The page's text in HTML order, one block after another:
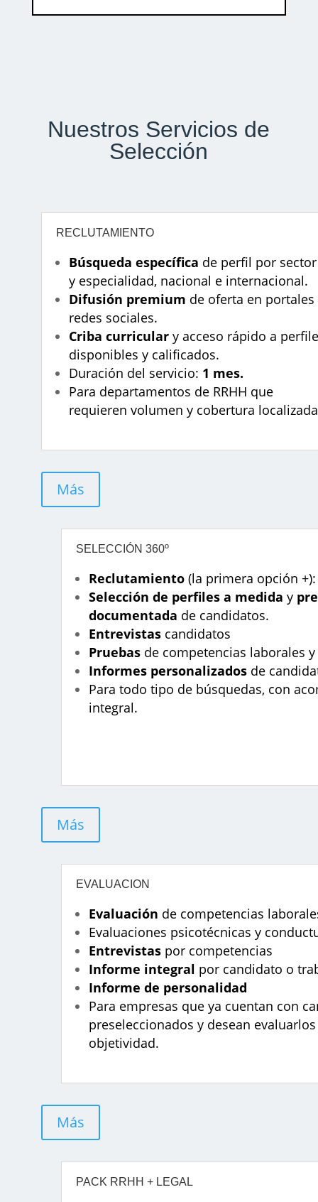
Nuestros Servicios de
Selección
RECLUTAMIENTO
Búsqueda específica de perfil por sector
y especialidad, nacional e internacional.
Difusión premium de oferta en portales
redes sociales.
Criba curricular y acceso rápido a
disponibles y calificados.
Duración del servicio: 1 mes.
Para departamentos de RRHH que
requieren volumen y cobertura localizada
Más
SELECCIÓN 360º
Reclutamiento (la primera opción +):
Selección de perfiles a medida y
documentada de candidatos.
Entrevistas candidatos
Pruebas de competencias laborales
Informes personalizados de
Para todo tipo de búsquedas, con
integral.
Más
EVALUACION
Evaluación de competencias
Evaluaciones psicotécnicas y
Entrevistas por competencias
Informe integral por candidato o
Informe de personalidad
Para empresas que ya cuentan con
preseleccionados y desean
objetividad.
Más
PACK RRHH + LEGAL